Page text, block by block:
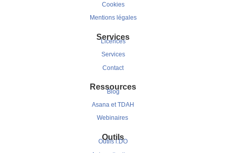
Cookies
Mentions légales
Services
Licences
Services
Contact
Ressources
Blog
Asana et TDAH
Webinaires
Outils
Outils i.DO